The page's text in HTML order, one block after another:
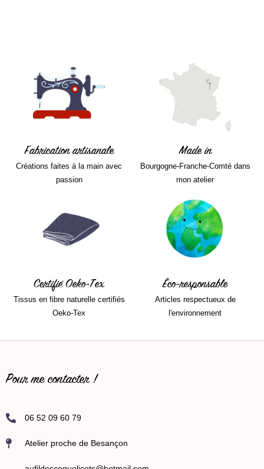
Fabrication artisanale
Créations faites à la main avec
passion
Made in
Bourgogne-Franche-Comté dans
mon atelier
Certifié Oeko-Tex
Tissus en fibre naturelle certifiés
Oeko-Tex
Éco-responsable
Articles respectueux de
l'environnement
Pour me contacter !
06 52 09 60 79
Atelier proche de Besançon